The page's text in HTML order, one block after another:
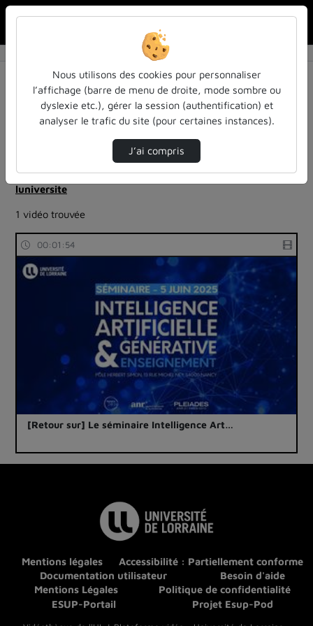
Résultats de la recherche
Filtres actifs (cliquer pour en retirer) :
reportages
education
ia-lintelligence-artificielle-approches-et-usages-a-
ia-lintelligence-artificielle-approches-et-usages-a-
luniversite
1 vidéo trouvée
00:01:54
[Retour sur] Le séminaire Intelligence Art…
Mentions légales
Accessibilité : Partiellement conforme
Documentation utilisateur
Besoin d'aide
Mentions Légales
Politique de confidentialité
ESUP-Portail
Projet Esup-Pod
Nous utilisons des cookies pour personnaliser
l’affichage (barre de menu de droite, mode sombre ou
dyslexie etc.), gérer la session (authentification) et
analyser le trafic du site (pour certaines instances).
J’ai compris